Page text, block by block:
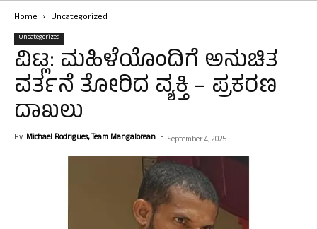
Home Uncategorized
Uncategorized
ವಿಟ್ಲ: ಮಹಿಳೆಯೊಂದಿಗೆ ಅನುಚಿತ
ವರ್ತನೆ ತೋರಿದ ವ್ಯಕ್ತಿ – ಪ್ರಕರಣ
ದಾಖಲು
By Michael Rodrigues, Team Mangalorean. - September 4, 2025